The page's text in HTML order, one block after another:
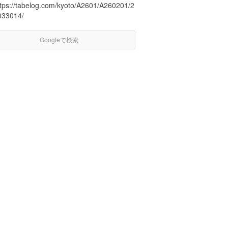
tabelog.com/kyoto/A2601/A260201/2
Googleで検索